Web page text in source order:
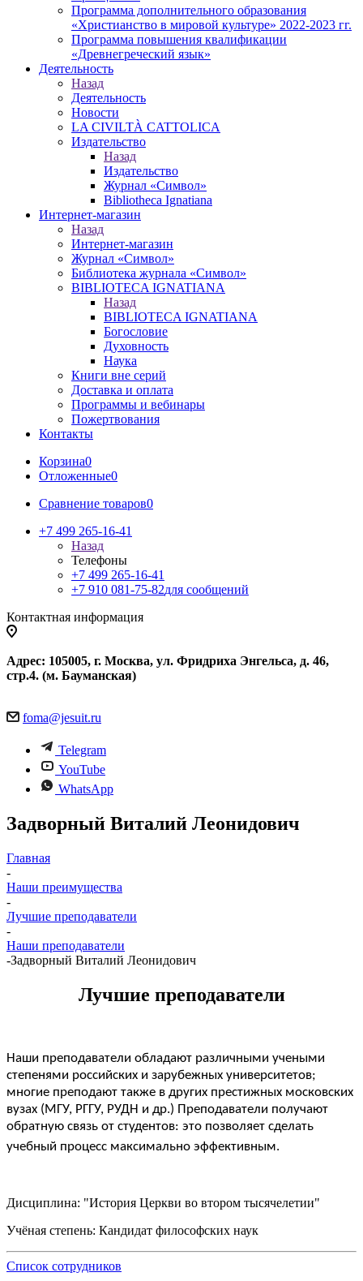
Программа дополнительного образования
«Христианство в мировой культуре» 2022-2023 гг.
Программа повышения квалификации
«Древнегреческий язык»
Деятельность
Назад
Деятельность
Новости
LA CIVILTÀ CATTOLICA
Издательство
Назад
Издательство
Журнал «Символ»
Bibliotheca Ignatiana
Интернет-магазин
Назад
Интернет-магазин
Журнал «Символ»
Библиотека журнала «Символ»
BIBLIOTECA IGNATIANA
Назад
BIBLIOTECA IGNATIANA
Богословие
Духовность
Наука
Книги вне серий
Доставка и оплата
Программы и вебинары
Пожертвования
Контакты
Корзина0
Отложенные0
Сравнение товаров0
+7 499 265-16-41
Назад
Телефоны
+7 499 265-16-41
+7 910 081-75-82для сообщений
Контактная информация
Адрес: 105005, г. Москва, ул. Фридриха Энгельса, д. 46,
стр.4. (м. Бауманская)
foma@jesuit.ru
Telegram
YouTube
WhatsApp
Задворный Виталий Леонидович
Главная
-
Наши преимущества
-
Лучшие преподаватели
-
Наши преподаватели
-Задворный Виталий Леонидович
Лучшие преподаватели
Наши преподаватели обладают различными учеными
степенями российских и зарубежных университетов;
многие преподают также в других престижных московских
вузах (МГУ, РГГУ, РУДН и др.) Преподаватели получают
обратную связь от студентов: это позволяет сделать
учебный процесс максимально эффективным.
Дисциплина: "История Церкви во втором тысячелетии"
Учёная степень: Кандидат философских наук
Список сотрудников